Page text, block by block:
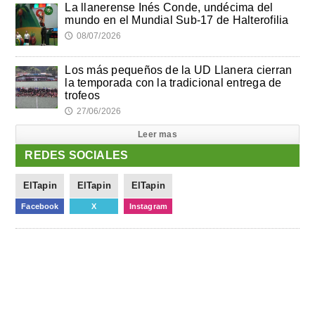
La llanerense Inés Conde, undécima del
mundo en el Mundial Sub-17 de Halterofilia
🕔 08/07/2026
Los más pequeños de la UD Llanera cierran
la temporada con la tradicional entrega de
trofeos
🕔 27/06/2026
Leer mas
REDES SOCIALES
ElTapin
Facebook
ElTapin
X
ElTapin
Instagram